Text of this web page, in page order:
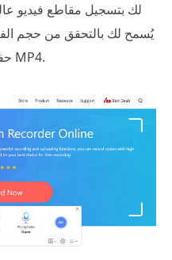
يُسمح لك بالتحقق من حجم
حفظ تسجيل الشاشة تلقائيًا بتنسيق MP4.